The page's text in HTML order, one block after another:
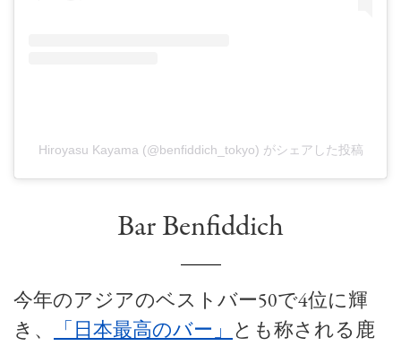
Hiroyasu Kayama (@benfiddich_tokyo) がシェアした投稿
Bar Benfiddich
今年のアジアのベストバー50で4位に輝
き、 「日本最高のバー」とも称される鹿